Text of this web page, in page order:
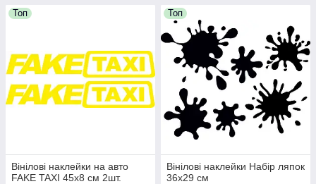
Топ
Вінілові наклейки на авто
FAKE TAXI 45x8 см 2шт.
Топ
Вінілові наклейки Набір ляпок
36х29 см